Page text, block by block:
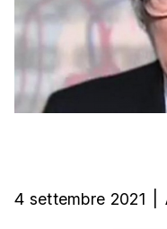
4 settembre 2021